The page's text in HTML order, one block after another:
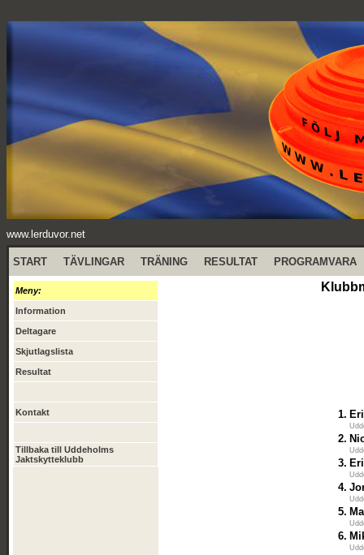
www.lerduvor.net
START TÄVLINGAR TRÄNING RESULTAT PROGRAMVARA
Meny:
Information
Deltagare
Skjutlagslista
Resultat
Kontakt
Tillbaka till Uddeholms
Jaktskytteklubb
1.
2.
3.
4.
5.
6.